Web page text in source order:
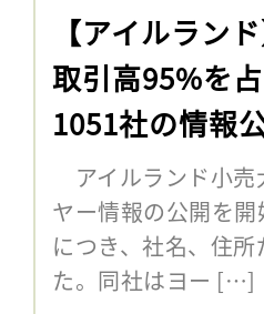
【アイルラン
取引高95%を
1051社の情報
も
アイルランド小売
ヤー情報の公開を
につき、社名、住
た。同社はヨー […]